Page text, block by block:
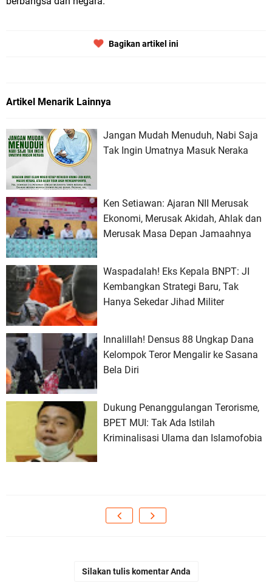
Bagikan artikel ini
Artikel Menarik Lainnya
Jangan Mudah Menuduh, Nabi Saja
Tak Ingin Umatnya Masuk Neraka
Ken Setiawan: Ajaran NII Merusak
Ekonomi, Merusak Akidah, Ahlak dan
Merusak Masa Depan Jamaahnya
Waspadalah! Eks Kepala BNPT: JI
Kembangkan Strategi Baru, Tak
Hanya Sekedar Jihad Militer
Innalillah! Densus 88 Ungkap Dana
Kelompok Teror Mengalir ke Sasana
Bela Diri
Dukung Penanggulangan Terorisme,
BPET MUI: Tak Ada Istilah
Kriminalisasi Ulama dan Islamofobia
Silakan tulis komentar Anda